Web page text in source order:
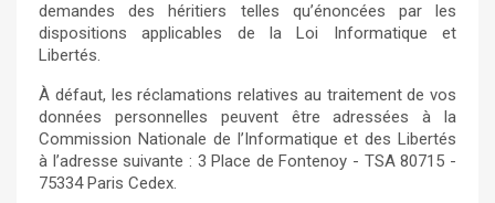
demandes des héritiers telles qu’énoncées par les
dispositions applicables de la Loi Informatique et
Libertés.
À défaut, les réclamations relatives au traitement de vos
données personnelles peuvent être adressées à la
Commission Nationale de l’Informatique et des Libertés
à l’adresse suivante : 3 Place de Fontenoy - TSA 80715 -
75334 Paris Cedex.